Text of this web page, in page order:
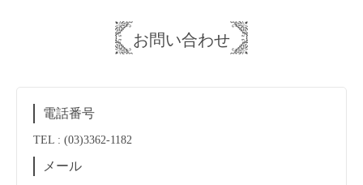
お問い合わせ
電話番号
TEL : (03)3362-1182
メール